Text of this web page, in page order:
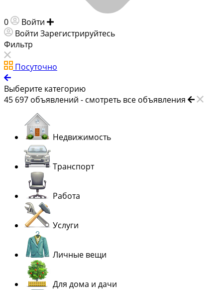
0 Войти
Войти Зарегистрируйтесь
Фильтр
Посуточно
Выберите категорию
45 697 объявлений - смотреть все объявления
Недвижимость
Транспорт
Работа
Услуги
Личные вещи
Для дома и дачи